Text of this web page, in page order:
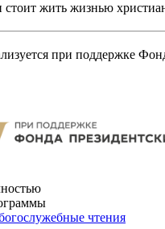
жить жизнью
при поддержке
чтения